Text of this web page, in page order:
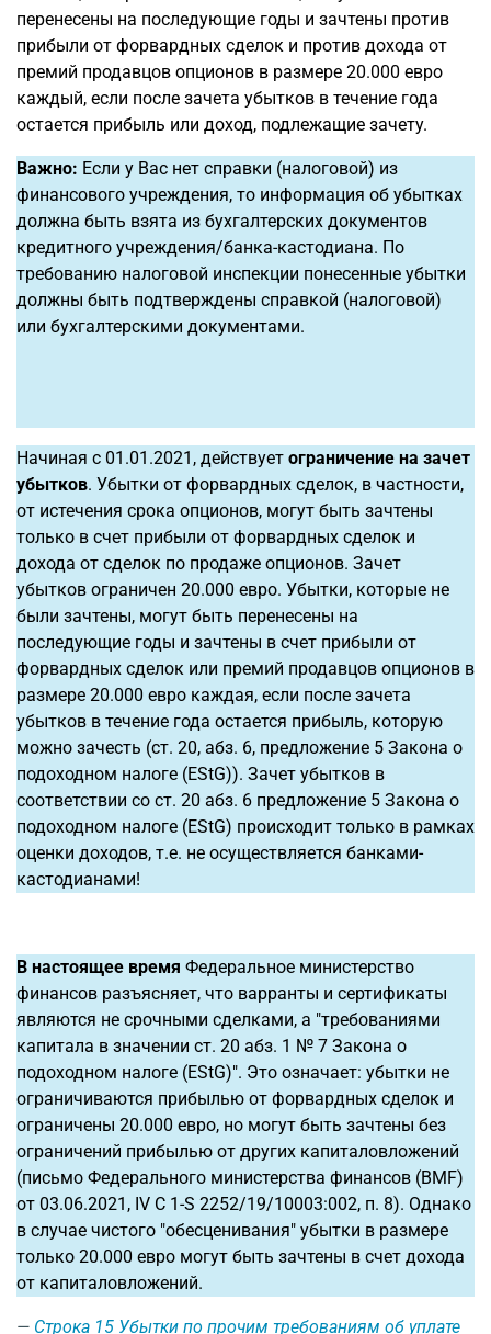
перенесены на последующие годы и зачтены против
прибыли от форвардных сделок и против дохода от
премий продавцов опционов в размере 20.000 евро
каждый, если после зачета убытков в течение года
остается прибыль или доход, подлежащие зачету.
Важно: Если у Вас нет справки (налоговой) из
финансового учреждения, то информация об убытках
должна быть взята из бухгалтерских документов
кредитного учреждения/банка-кастодиана. По
требованию налоговой инспекции понесенные убытки
должны быть подтверждены справкой (налоговой)
или бухгалтерскими документами.
Начиная с 01.01.2021, действует ограничение на зачет
убытков. Убытки от форвардных сделок, в частности,
от истечения срока опционов, могут быть зачтены
только в счет прибыли от форвардных сделок и
дохода от сделок по продаже опционов. Зачет
убытков ограничен 20.000 евро. Убытки, которые не
были зачтены, могут быть перенесены на
последующие годы и зачтены в счет прибыли от
форвардных сделок или премий продавцов опционов в
размере 20.000 евро каждая, если после зачета
убытков в течение года остается прибыль, которую
можно зачесть (ст. 20, абз. 6, предложение 5 Закона о
подоходном налоге (EStG)). Зачет убытков в
соответствии со ст. 20 абз. 6 предложение 5 Закона о
подоходном налоге (EStG) происходит только в рамках
оценки доходов, т.е. не осуществляется банками-
кастодианами!
В настоящее время Федеральное министерство
финансов разъясняет, что варранты и сертификаты
являются не срочными сделками, а "требованиями
капитала в значении ст. 20 абз. 1 № 7 Закона о
подоходном налоге (EStG)". Это означает: убытки не
ограничиваются прибылью от форвардных сделок и
ограничены 20.000 евро, но могут быть зачтены без
ограничений прибылью от других капиталовложений
(письмо Федерального министерства финансов (BMF)
от 03.06.2021, IV C 1-S 2252/19/10003:002, п. 8). Однако
в случае чистого "обесценивания" убытки в размере
только 20.000 евро могут быть зачтены в счет дохода
от капиталовложений.
Строка 15 Убытки по прочим требованиям об уплате